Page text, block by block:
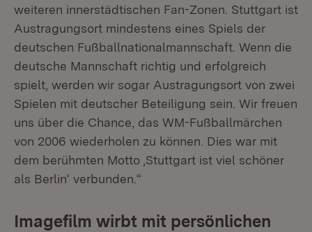
weiteren innerstädtischen Fan-Zonen. Stuttgart ist
Austragungsort mindestens eines Spiels der
deutschen Fußballnationalmannschaft. Wenn die
deutsche Mannschaft richtig und erfolgreich
spielt, werden wir sogar Austragungsort von zwei
Spielen mit deutscher Beteiligung sein. Wir freuen
uns über die Chance, das WM-Fußballmärchen
von 2006 wiederholen zu können. Dies war mit
dem berühmten Motto ‚Stuttgart ist viel schöner
als Berlin‘ verbunden.“
Imagefilm wirbt mit persönlichen